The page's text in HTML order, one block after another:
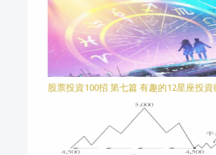
股票投資100招 第七篇 有趣的12星座投資